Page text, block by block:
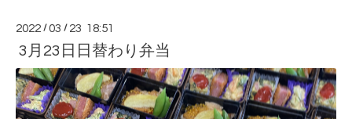
2022 /03 / 23 18:51
3月23日日替わり弁当